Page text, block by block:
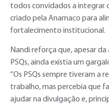
todos convidados a integrar
criado pela Anamaco para
fortalecimento institucional.
Nandi reforça que, apesar
PSQs, ainda existia um
“Os PSQs sempre tiveram a
trabalho, mas percebia que
ajudar na divulgação e,